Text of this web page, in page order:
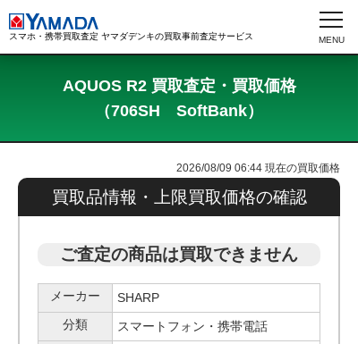
スマホ・携帯買取査定 ヤマダデンキの買取事前査定サービス
AQUOS R2 買取査定・買取価格
（706SH SoftBank）
2026/08/09 06:44 現在の買取価格
買取品情報・上限買取価格の確認
ご査定の商品は買取できません
メーカー
SHARP
分類
スマートフォン・携帯電話